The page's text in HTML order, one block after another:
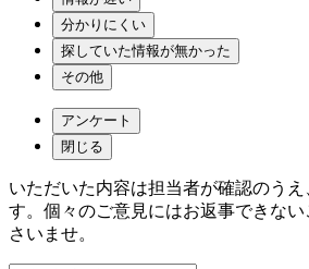
分かりにくい
探していた情報が無かった
その他
アンケート
閉じる
いただいた内容は担当者が確認のうえ
す。個々のご意見にはお返事できな
さいませ。